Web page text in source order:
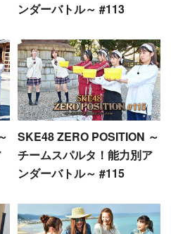
ンダーバトル～ #113
SKE48 ZERO POSITION ～
チームスパルタ！能力別ア
ンダーバトル～ #115